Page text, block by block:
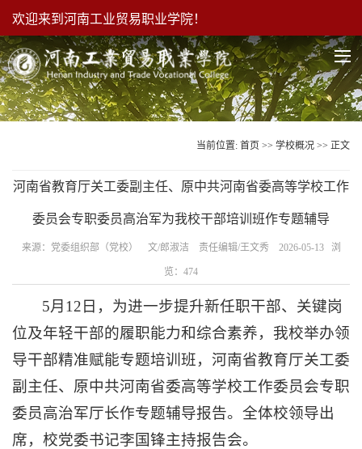
欢迎来到河南工业贸易职业学院！
当前位置: 首页 >> 学校概况 >> 正文
河南省教育厅关工委副主任、原中共河南省委高等学校工作
委员会专职委员高治军为我校干部培训班作专题辅导
来源：党委组织部（党校） 文/郎淑洁 责任编辑/王文秀 2026-05-13 浏
览： 474
5月12日，为进一步提升新任职干部、关键岗
位及年轻干部的履职能力和综合素养，我校举办领
导干部精准赋能专题培训班，河南省教育厅关工委
副主任、原中共河南省委高等学校工作委员会专职
委员高治军厅长作专题辅导报告。全体校领导出
席，校党委书记李国锋主持报告会。